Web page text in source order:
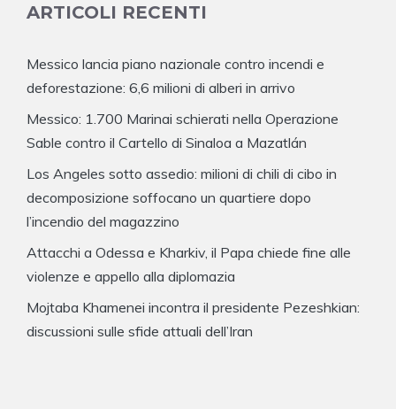
ARTICOLI RECENTI
Messico lancia piano nazionale contro incendi e
deforestazione: 6,6 milioni di alberi in arrivo
Messico: 1.700 Marinai schierati nella Operazione
Sable contro il Cartello di Sinaloa a Mazatlán
Los Angeles sotto assedio: milioni di chili di cibo in
decomposizione soffocano un quartiere dopo
l’incendio del magazzino
Attacchi a Odessa e Kharkiv, il Papa chiede fine alle
violenze e appello alla diplomazia
Mojtaba Khamenei incontra il presidente Pezeshkian:
discussioni sulle sfide attuali dell’Iran